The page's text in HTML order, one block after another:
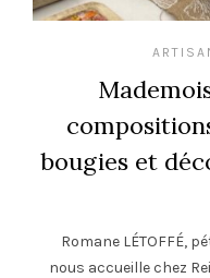
bougies et
Romane LÉTOFFÉ,
nous accueille chez